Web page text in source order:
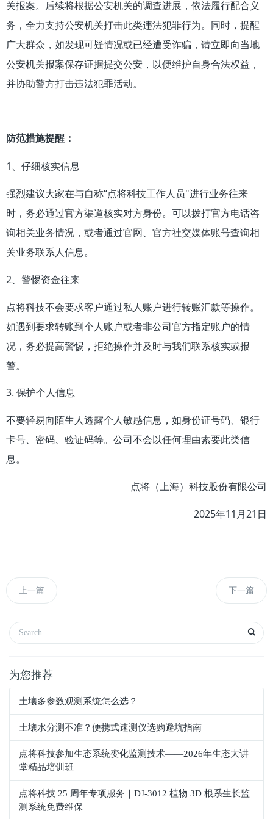
关报案。后续将根据公安机关的调查进展，依法履行配合义
务，全力支持公安机关打击此类违法犯罪行为。同时，提醒
广大群众，如发现可疑情况或已经遭受诈骗，请立即向当地
公安机关报案保存证据提交公安，以便维护自身合法权益，
并协助警方打击违法犯罪活动。
防范措施提醒：
1、仔细核实信息
强烈建议大家在与自称“点将科技工作人员"进行业务往来
时，务必通过官方渠道核实对方身份。可以拨打官方电话咨
询相关业务情况，或者通过官网、官方社交媒体账号查询相
关业务联系人信息。
2、警惕资金往来
点将科技不会要求客户通过私人账户进行转账汇款等操作。
如遇到要求转账到个人账户或者非公司官方指定账户的情
况，务必提高警惕，拒绝操作并及时与我们联系核实或报
警。
3. 保护个人信息
不要轻易向陌生人透露个人敏感信息，如身份证号码、银行
卡号、密码、验证码等。公司不会以任何理由索要此类信
息。
点将（上海）科技股份有限公司
2025年11月21日
上一篇 下一篇
为您推荐
土壤多参数观测系统怎么选？
土壤水分测不准？便携式速测仪选购避坑指南
点将科技参加生态系统变化监测技术——2026年生态大讲
堂精品培训班
点将科技 25 周年专项服务｜DJ-3012 植物 3D 根系生长监
测系统免费维保